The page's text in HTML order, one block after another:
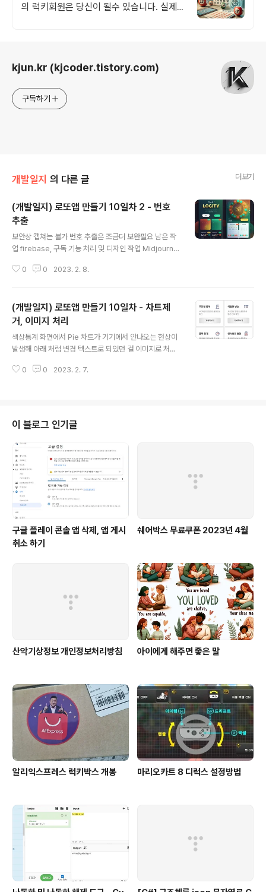
의 럭키회원은 당신이 될수 있습니다. 실제
kjun.kr (kjcoder.tistory.com)
구독하기
개발일지 의 다른 글 더보기
(개발일지) 로또앱 만들기 10일차 2 - 번호
추출
보안상 캡쳐는 불가 번호 추출은 조금더 보완필요 남은 작
업 firebase, 구독 기능 처리 및 디자인 작업 Midjourne
닌거 같기도 하고 디자인은 영꽝이라 모르겠다.)
0 0 2023. 2. 8.
(개발일지) 로또앱 만들기 10일차 - 차트제
거, 이미지 처리
색상통계 화면에서 Pie 차트가 기기에서 안나오는 현상이
발생해 아래 처럼 변경 텍스트로 되있던 걸 이미지로 처리
0 0 2023. 2. 7.
이 블로그 인기글
구글 플레이 콘솔 앱 삭제, 앱 게시
취소 하기
쉐어박스 무료쿠폰 2023년 4월
산악기상정보 개인정보처리방침 아이에게 해주면 좋은 말
알리익스프레스 럭키박스 개봉 마리오카트 8 디럭스 설정방법